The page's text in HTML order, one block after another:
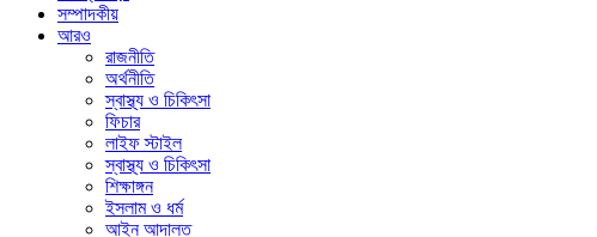
সম্পাদকীয়
আরও
রাজনীতি
অর্থনীতি
স্বাস্থ্য ও চিকিৎসা
ফিচার
লাইফ স্টাইল
স্বাস্থ্য ও চিকিৎসা
শিক্ষাঙ্গন
ইসলাম ও ধর্ম
আইন আদালত